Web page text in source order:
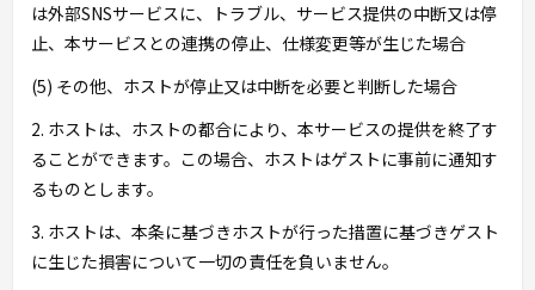
は外部SNSサービスに、トラブル、サービス提供の中断又は停
止、本サービスとの連携の停止、仕様変更等が生じた場合
(5) その他、ホストが停止又は中断を必要と判断した場合
2. ホストは、ホストの都合により、本サービスの提供を終了す
ることができます。この場合、ホストはゲストに事前に通知す
るものとします。
3. ホストは、本条に基づきホストが行った措置に基づきゲスト
に生じた損害について一切の責任を負いません。